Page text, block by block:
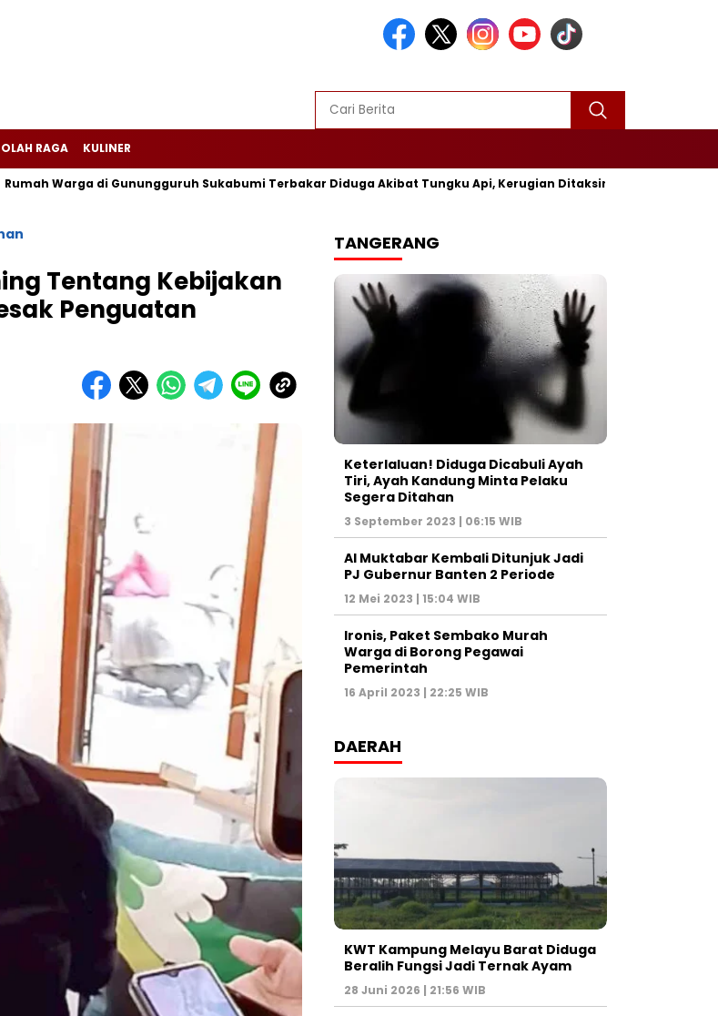
OLAH RAGA KULINER
di Gunungguruh Sukabumi Terbakar Diduga Akibat Tungku Api, Kerugian Ditaksir Rp25 Juta
Tentang Kebijakan
Penguatan
TANGERANG
Keterlaluan! Diduga Dicabuli Ayah
Tiri, Ayah Kandung Minta Pelaku
Segera Ditahan
3 September 2023 | 06:15 WIB
Al Muktabar Kembali Ditunjuk Jadi
PJ Gubernur Banten 2 Periode
12 Mei 2023 | 15:04 WIB
Ironis, Paket Sembako Murah
Warga di Borong Pegawai
Pemerintah
16 April 2023 | 22:25 WIB
DAERAH
KWT Kampung Melayu Barat Diduga
Beralih Fungsi Jadi Ternak Ayam
28 Juni 2026 | 21:56 WIB